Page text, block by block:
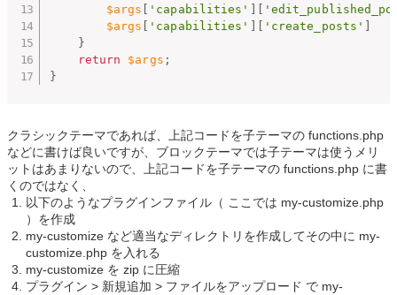
$args [ 'capabilities' ] [
$args [ 'capabilities' ] [ 'create_posts' ]
}
return
$args ;
}
クラシックテーマであれば、上記コードを子テーマの functions.php
などに書けば良いですが、ブロックテーマでは子テーマは使うメリ
ットはあまりないので、上記コードを子テーマの functions.php に書
くのではなく、
以下のようなプラグインファイル（ ここでは my-customize.php
）を作成
my-customize など適当なディレクトリを作成してその中に my-
customize.php を入れる
my-customize を zip に圧縮
プラグイン > 新規追加 > ファイルをアップロード で my-